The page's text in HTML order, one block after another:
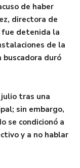
de haber
directora de
fue detenida la
de la
buscadora duró
tras una
sin embargo,
se condicionó a
y a no hablar